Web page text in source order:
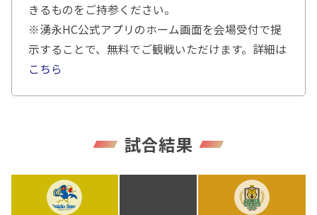
きるものをご持参ください。
※湧永HC公式アプリのホーム画面を会場受付で提
示することで、無料でご観戦いただけます。詳細は
こちら
試合結果